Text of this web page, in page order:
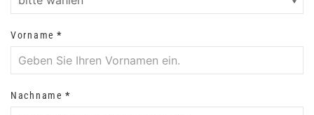
Vorname *
Nachname *